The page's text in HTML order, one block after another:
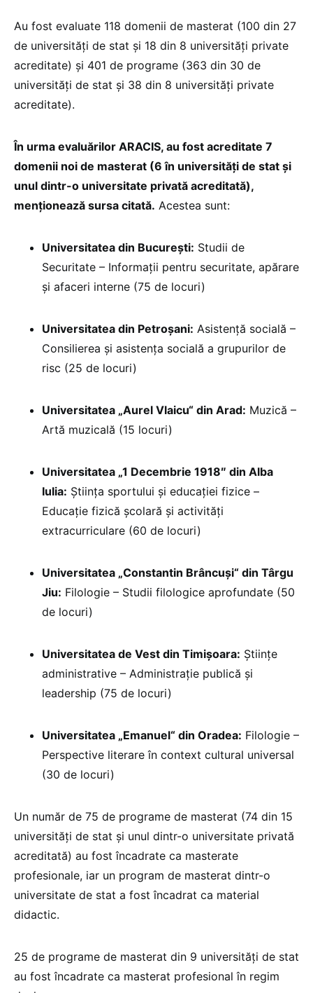
Au fost evaluate 118 domenii de masterat (100 din 27
de universităţi de stat şi 18 din 8 universităţi private
acreditate) şi 401 de programe (363 din 30 de
universităţi de stat şi 38 din 8 universităţi private
acreditate).
În urma evaluărilor ARACIS, au fost acreditate 7
domenii noi de masterat (6 în universităţi de stat şi
unul dintr-o universitate privată acreditată),
menţionează sursa citată. Acestea sunt:
Universitatea din București: Studii de
Securitate – Informații pentru securitate, apărare
și afaceri interne (75 de locuri)
Universitatea din Petroșani: Asistenţă socială –
Consilierea și asistența socială a grupurilor de
risc (25 de locuri)
Universitatea „Aurel Vlaicu“ din Arad: Muzică –
Artă muzicală (15 locuri)
Universitatea „1 Decembrie 1918″ din Alba
Iulia: Știința sportului și educației fizice –
Educație fizică școlară și activități
extracurriculare (60 de locuri)
Universitatea „Constantin Brâncuşi“ din Târgu
Jiu: Filologie – Studii filologice aprofundate (50
de locuri)
Universitatea de Vest din Timișoara: Științe
administrative – Administrație publică și
leadership (75 de locuri)
Universitatea „Emanuel“ din Oradea: Filologie –
Perspective literare în context cultural universal
(30 de locuri)
Un număr de 75 de programe de masterat (74 din 15
universităţi de stat şi unul dintr-o universitate privată
acreditată) au fost încadrate ca masterate
profesionale, iar un program de masterat dintr-o
universitate de stat a fost încadrat ca material
didactic.
25 de programe de masterat din 9 universităţi de stat
au fost încadrate ca masterat profesional în regim